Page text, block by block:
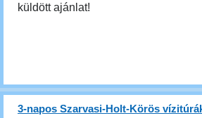
küldött ajánlat!
3-napos Szarvasi-Holt-Körös